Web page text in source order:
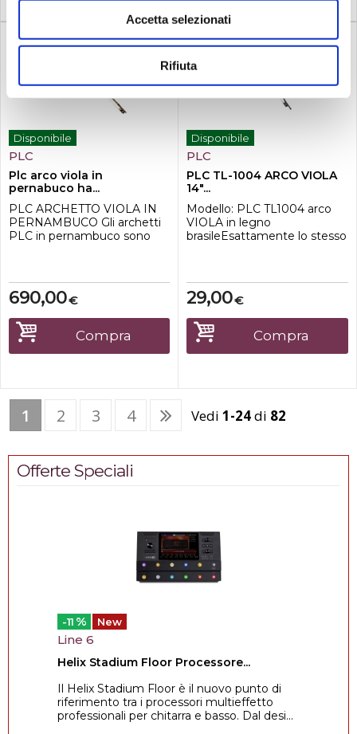
Accetta selezionati
Rifiuta
Disponibile
PLC
Plc arco viola in
pernabuco ha...
PLC ARCHETTO VIOLA IN
PERNAMBUCO Gli archetti
PLC in pernambuco sono
60 g circa 70 g-Materiale del
bastone dell'arco:
pernambuco-Legno
stagionato: oltre 8 anni-
Crine: coda di cavallo
naturale della Mongolia
€
690,00
Compra
Disponibile
PLC
PLC TL-1004 ARCO VIOLA
14"...
Modello: PLC TL1004 arco
VIOLA in legno
brasileEsattamente lo stesso
cavalloProgettato per viola
di dimensioni: 14"
€
29,00
Compra
1 2 3 4 Vedi 1-24di 82
Offerte Speciali
-11 % New
Line 6
Helix Stadium Floor Processore...
Il Helix Stadium Floor è il nuovo punto di
riferimento tra i processori multieffetto
professionali per chitarra e basso. Dal desi...